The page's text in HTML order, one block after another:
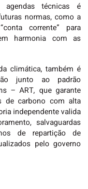
técnicas é
normas, como a
corrente” para
harmonia com as
climática, também é
junto ao padrão
– ART, que garante
de carbono com alta
independente valida
salvaguardas
de repartição de
pelo governo